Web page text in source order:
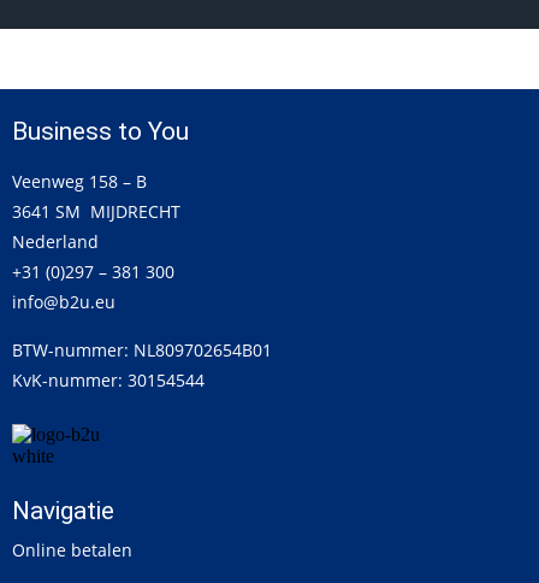
Business to You
Veenweg 158 – B
3641 SM MIJDRECHT
Nederland
+31 (0)297 – 381 300
info@b2u.eu
BTW-nummer: NL809702654B01
KvK-nummer: 30154544
Navigatie
Online betalen